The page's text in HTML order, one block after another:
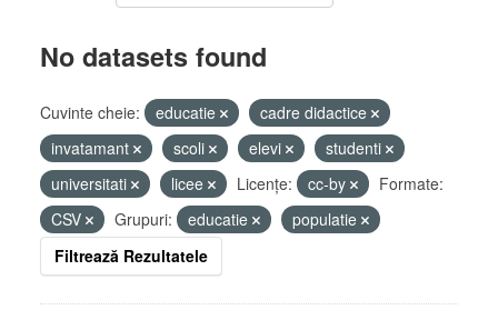
No datasets found
Cuvinte cheie: educatie
cadre didactice
invatamant
scoli elevi
studenti
universitati
licee Licenţe: cc-by
Formate:
CSV
Grupuri: educatie
populatie
Filtrează Rezultatele